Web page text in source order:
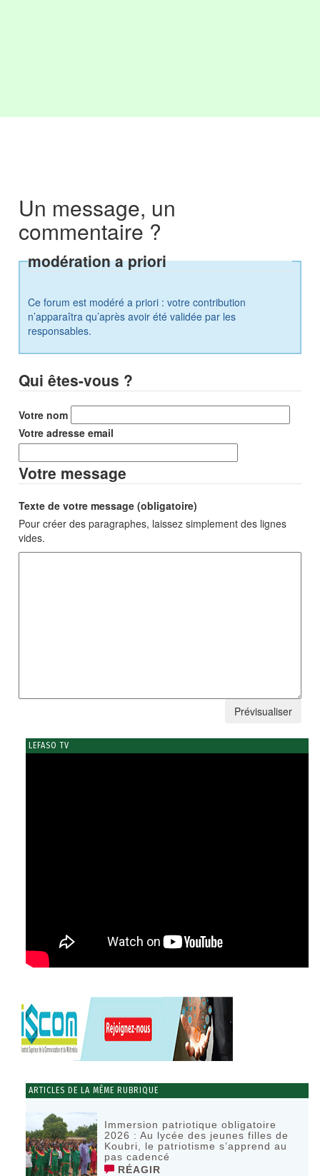
Un message, un
commentaire ?
modération a priori
Ce forum est modéré a priori : votre contribution
n’apparaîtra qu’après avoir été validée par les
responsables.
Qui êtes-vous ?
Votre nom
Votre adresse email
Votre message
Texte de votre message (obligatoire)
Pour créer des paragraphes, laissez simplement des lignes
vides.
LEFASO TV
ARTICLES DE LA MÊME RUBRIQUE
Immersion patriotique obligatoire
2026 : Au lycée des jeunes filles de
Koubri, le patriotisme s’apprend au
pas cadencé
RÉAGIR